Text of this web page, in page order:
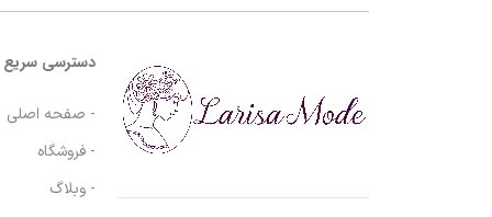
دسترسی سریع
- صفحه اصلی
- فروشگاه
- وبلاگ